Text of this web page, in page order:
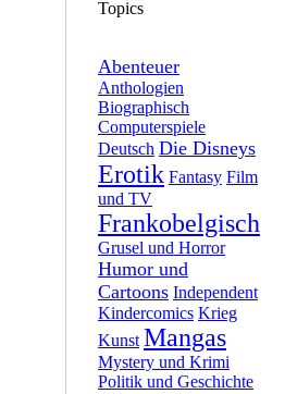
Topics
Abenteuer
Anthologien
Biographisch
Computerspiele
Deutsch Die Disneys
Erotik Fantasy Film
und TV
Frankobelgisch
Grusel und Horror
Humor und
Cartoons Independent
Kindercomics Krieg
Kunst Mangas
Mystery und Krimi
Politik und Geschichte